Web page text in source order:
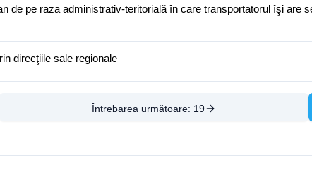
cadrul Consiliului Judeţean de pe raza administrativ-teritorială în care
direcţiile sale regionale
Întrebarea următoare: 19